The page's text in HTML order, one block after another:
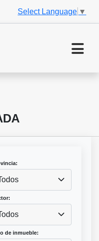
Select Language ▼
de inmueble: